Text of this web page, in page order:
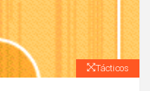
Tácticos